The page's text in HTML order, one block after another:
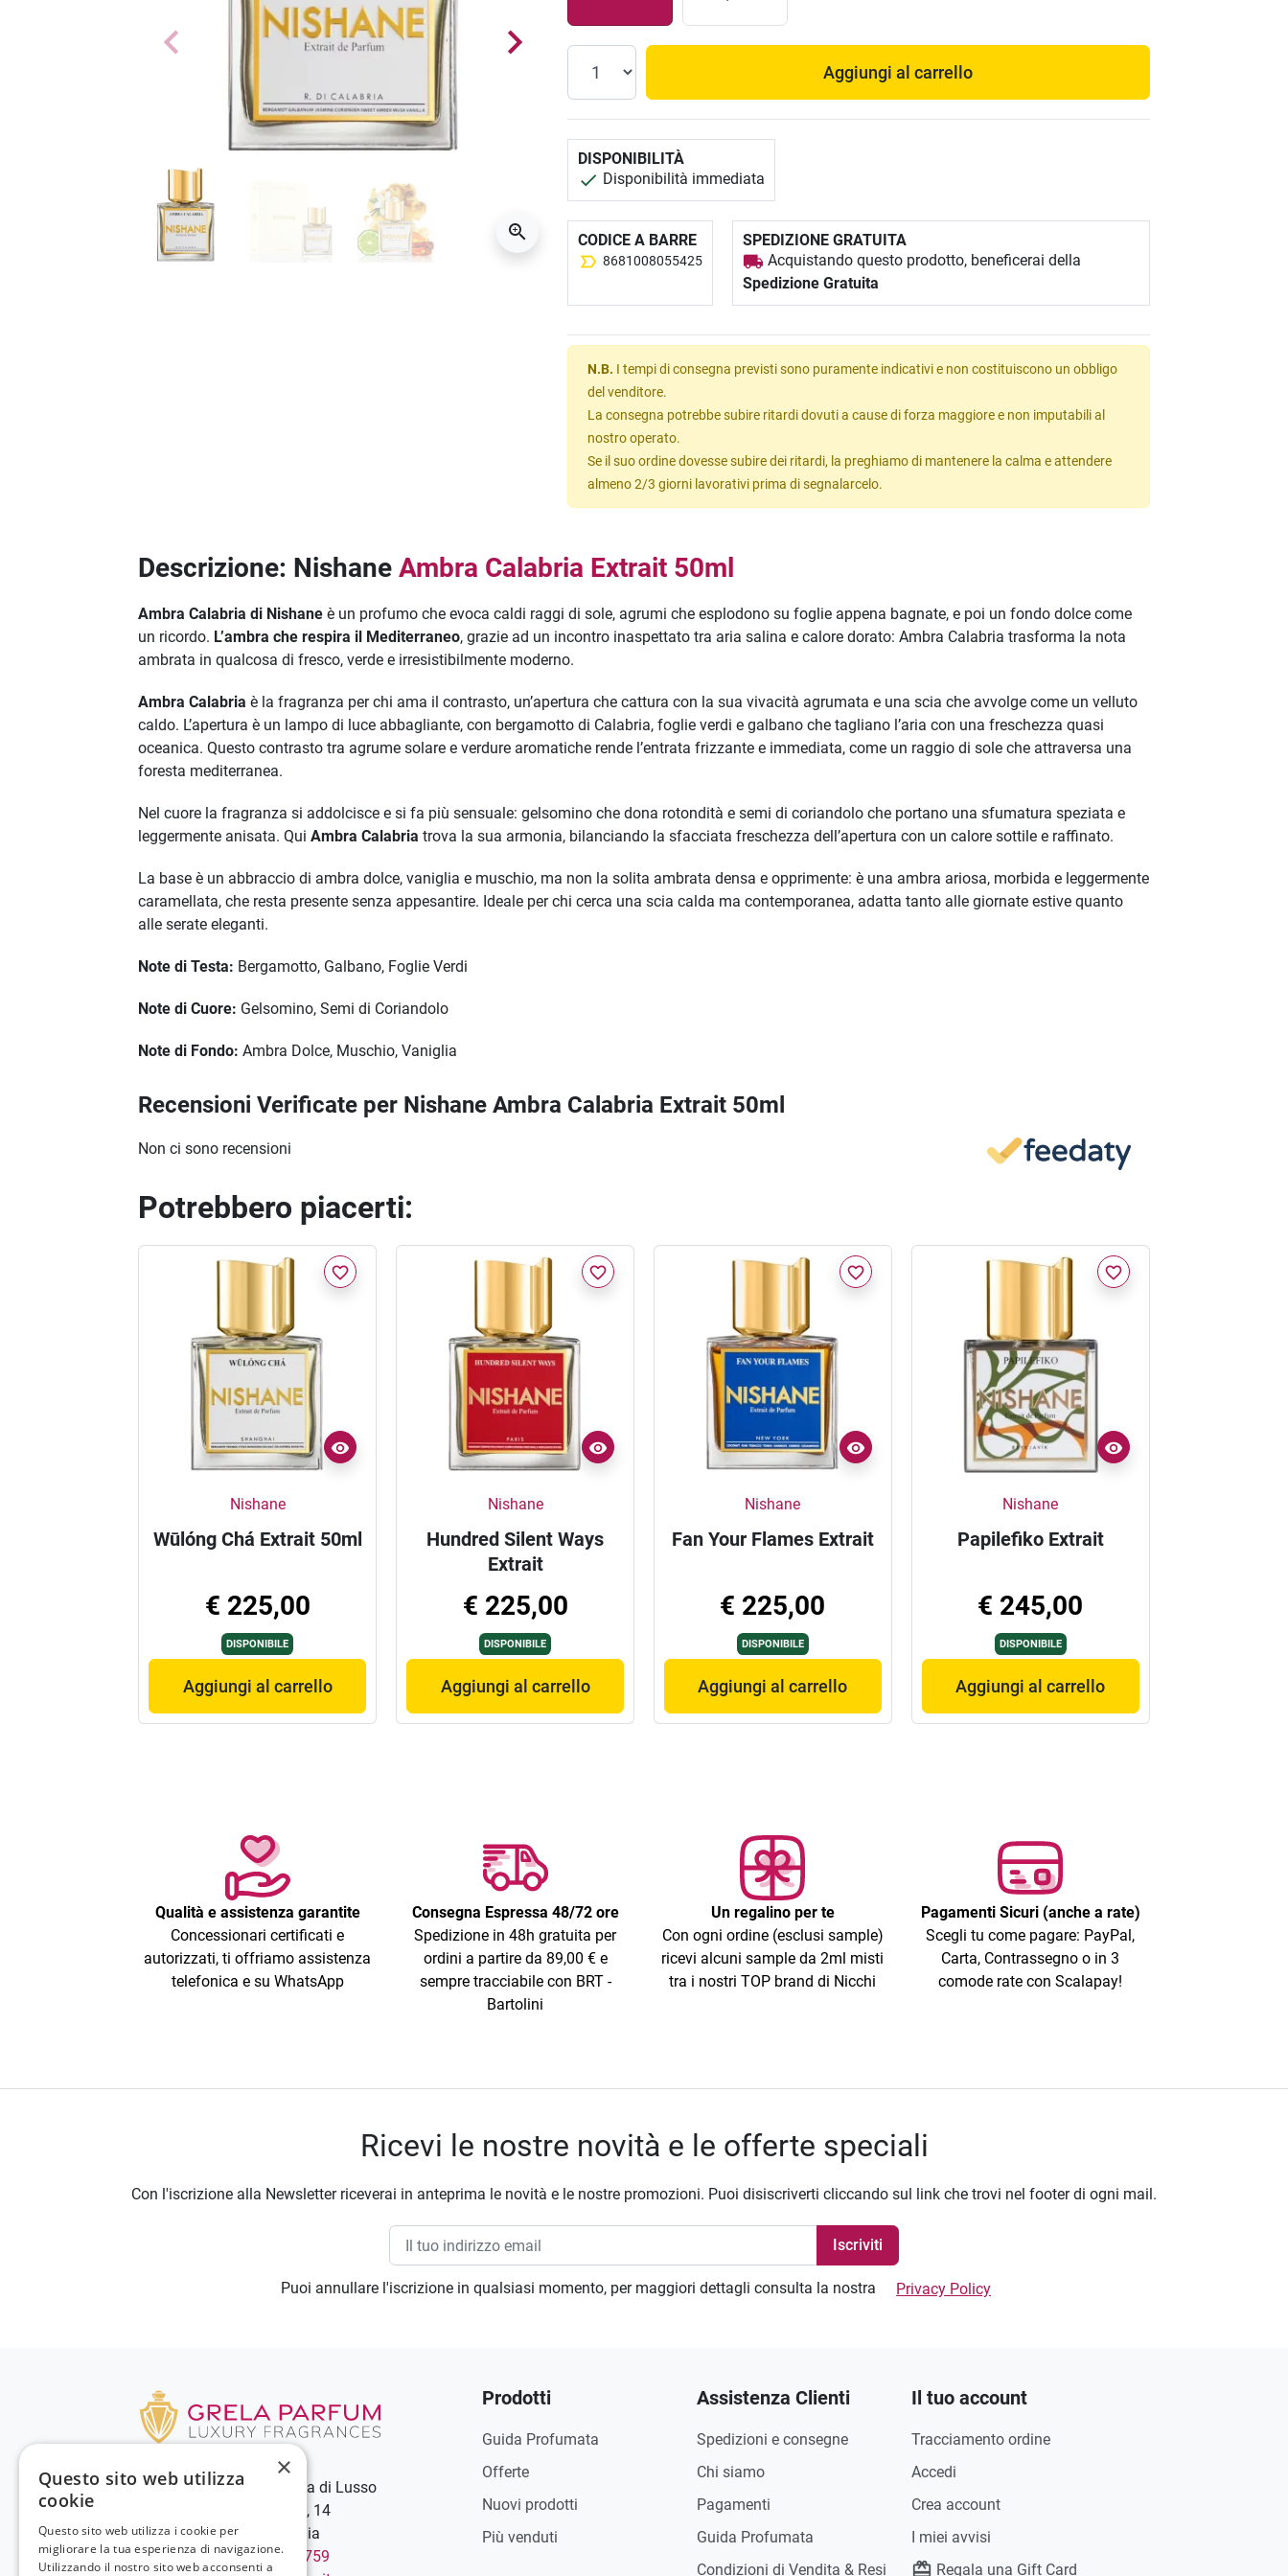
Aggiungi al carrello
DISPONIBILITÀ
Disponibilità immediata
CODICE A BARRE
8681008055425
SPEDIZIONE GRATUITA
Acquistando questo prodotto, beneficerai della
Spedizione Gratuita
N.B. I tempi di consegna previsti sono puramente indicativi e non costituiscono un obbligo
del venditore.
La consegna potrebbe subire ritardi dovuti a cause di forza maggiore e non imputabili al
nostro operato.
Se il suo ordine dovesse subire dei ritardi, la preghiamo di mantenere la calma e attendere
almeno 2/3 giorni lavorativi prima di segnalarcelo.
Descrizione: NishaneAmbra Calabria Extrait 50ml
Ambra Calabria di Nishane è un profumo che evoca caldi raggi di sole, agrumi che esplodono su foglie appena bagnate, e poi un fondo dolce come
un ricordo. L’ambra che respira il Mediterraneo, grazie ad un incontro inaspettato tra aria salina e calore dorato: Ambra Calabria trasforma la nota
ambrata in qualcosa di fresco, verde e irresistibilmente moderno.
Ambra Calabria è la fragranza per chi ama il contrasto, un’apertura che cattura con la sua vivacità agrumata e una scia che avvolge come un velluto
caldo. L’apertura è un lampo di luce abbagliante, con bergamotto di Calabria, foglie verdi e galbano che tagliano l’aria con una freschezza quasi
oceanica. Questo contrasto tra agrume solare e verdure aromatiche rende l’entrata frizzante e immediata, come un raggio di sole che attraversa una
foresta mediterranea.
Nel cuore la fragranza si addolcisce e si fa più sensuale: gelsomino che dona rotondità e semi di coriandolo che portano una sfumatura speziata e
leggermente anisata. QuiAmbra Calabria trova la sua armonia, bilanciando la sfacciata freschezza dell’apertura con un calore sottile e raffinato.
La base è un abbraccio di ambra dolce, vaniglia e muschio, ma non la solita ambrata densa e opprimente: è una ambra ariosa, morbida e leggermente
caramellata, che resta presente senza appesantire. Ideale per chi cerca una scia calda ma contemporanea, adatta tanto alle giornate estive quanto
alle serate eleganti.
Note di Testa: Bergamotto, Galbano, Foglie Verdi
Note di Cuore: Gelsomino, Semi di Coriandolo
Note di Fondo: Ambra Dolce, Muschio, Vaniglia
Recensioni Verificate per Nishane Ambra Calabria Extrait 50ml
Non ci sono recensioni
Potrebbero piacerti:
favorite_border
Nishane
Wūlóng Chá Extrait 50ml
€ 225,00
DISPONIBILE
Aggiungi al carrello
favorite_border
Nishane
Hundred Silent Ways
Extrait
€ 225,00
DISPONIBILE
Aggiungi al carrello
favorite_border
Nishane
Fan Your Flames Extrait
€ 225,00
DISPONIBILE
Aggiungi al carrello
favorite_border
Nishane
Papilefiko Extrait
€ 245,00
DISPONIBILE
Aggiungi al carrello
Qualità e assistenza garantite
Concessionari certificati e
autorizzati, ti offriamo assistenza
telefonica e su WhatsApp
Consegna Espressa 48/72 ore
Spedizione in 48h gratuita per
ordini a partire da 89,00 € e
sempre tracciabile con BRT -
Bartolini
Un regalino per te
Con ogni ordine (esclusi sample)
ricevi alcuni sample da 2ml misti
tra i nostri TOP brand di Nicchi
Pagamenti Sicuri (anche a rate)
Scegli tu come pagare: PayPal,
Carta, Contrassegno o in 3
comode rate con Scalapay!
Ricevi le nostre novità e le offerte speciali
Con l'iscrizione alla Newsletter riceverai in anteprima le novità e le nostre promozioni. Puoi disiscriverti cliccando sul link che trovi nel footer di ogni mail.
Puoi annullare l'iscrizione in qualsiasi momento, per maggiori dettagli consulta la nostra Privacy Policy
Grela Parfum - Profumeria di Lusso
C.so Vittorio Emanuele III, 14
89900 Vibo Valentia - Italia
Chiamaci: +39 0963 544759
Prodotti
Guida Profumata
Offerte
Nuovi prodotti
Più venduti
Assistenza Clienti
Spedizioni e consegne
Chi siamo
Pagamenti
Guida Profumata
Condizioni di Vendita & Resi
Il tuo account
Tracciamento ordine
Accedi
Crea account
I miei avvisi
Regala una Gift Card
×
Questo sito web utilizza
cookie
Questo sito web utilizza i cookie per
migliorare la tua esperienza di navigazione.
Utilizzando il nostro sito web acconsenti a